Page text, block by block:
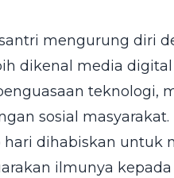
mengurung diri
dikenal media
teknologi,
sosial
dihabiskan untuk
ilmunya kepada